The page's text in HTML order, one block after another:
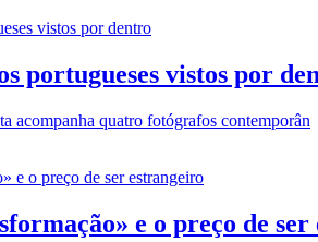
portugueses vistos por
acompanha quatro fotógrafos contemporân
e o preço de